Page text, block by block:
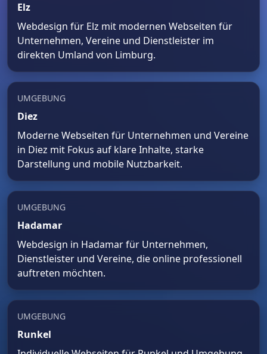
Elz
Webdesign für Elz mit modernen Webseiten für
Unternehmen, Vereine und Dienstleister im
direkten Umland von Limburg.
UMGEBUNG
Diez
Moderne Webseiten für Unternehmen und Vereine
in Diez mit Fokus auf klare Inhalte, starke
Darstellung und mobile Nutzbarkeit.
UMGEBUNG
Hadamar
Webdesign in Hadamar für Unternehmen,
Dienstleister und Vereine, die online professionell
auftreten möchten.
UMGEBUNG
Runkel